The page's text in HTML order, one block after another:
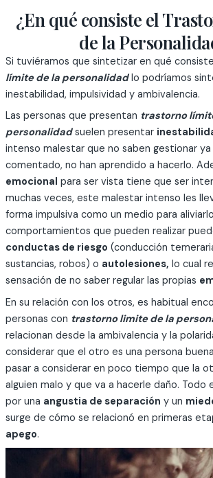
¿En qué consiste el
de la
Si tuviéramos que sintetizar en qué
límite de la personalidad lo podríamos
inestabilidad, impulsividad y ambivalencia.
Las personas que presentan trastorno
personalidadsuelen presentar
intenso malestar que no saben gestionar
comentado, no han aprendido a hacerlo.
emocional para ser vista tiene que ser
muchas veces, este malestar intenso les
forma impulsiva como un medio para
comportamientos que pueden realizar
conductas de riesgo (conducción
sustancias, robos) o autolesiones, lo cual
sensación de no saber regular las propias
En su relación con los otros, es habitual
personas con trastorno limite de la
relacionan desde la ambivalencia y la
considerar que el otro es una persona
pasar a considerar en poco tiempo que la
alguien malo y que va a hacerle daño.
por una angustia de separación y un
surge de cómo se relacionó en primeras
apego.